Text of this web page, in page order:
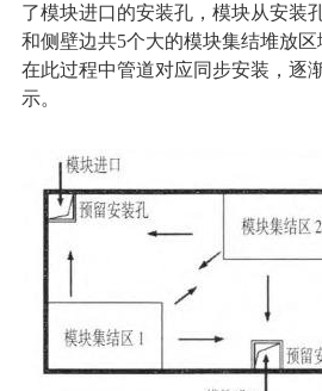
了模块进口的安装孔，模块从安装
和侧壁边共5个大的模块集结堆放区
在此过程中管道对应同步安装，逐
示。